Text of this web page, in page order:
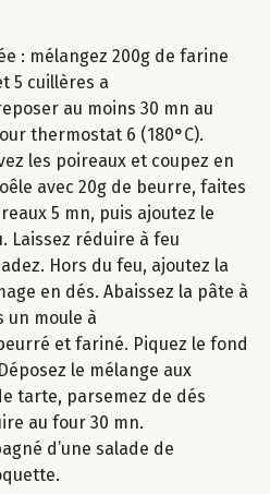
: mélangez 200g de farine
5 cuillères a
au moins 30 mn au
thermostat 6 (180°C).
les poireaux et coupez en
avec 20g de beurre, faites
5 mn, puis ajoutez le
Laissez réduire à feu
Hors du feu, ajoutez la
en dés. Abaissez la pâte à
un moule à
et fariné. Piquez le fond
le mélange aux
tarte, parsemez de dés
au four 30 mn.
d’une salade de